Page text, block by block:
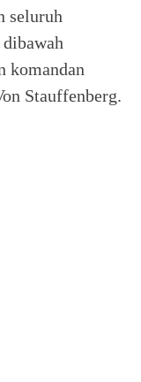
seluruh
komandan
Stauffenberg.